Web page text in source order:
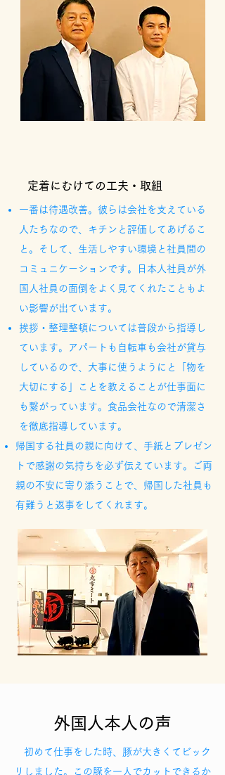
定着にむけての工夫・取組
一番は待遇改善。彼らは会社を支えている
人たちなので、キチンと評価してあげるこ
と。そして、生活しやすい環境と社員間の
コミュニケーションです。日本人社員が外
国人社員の面倒をよく見てくれたこともよ
い影響が出ています。
挨拶・整理整頓については普段から指導し
ています。アパートも自転車も会社が貸与
しているので、大事に使うようにと「物を
大切にする」ことを教えることが仕事面に
も繋がっています。食品会社なので清潔さ
を徹底指導しています。
帰国する社員の親に向けて、手紙とプレゼン
トで感謝の気持ちを必ず伝えています。ご両
親の不安に寄り添うことで、帰国した社員も
有難うと返事をしてくれます。
外国人本人の声
初めて仕事をした時、豚が大きくてビック
リしました。この豚を一人でカットできるか